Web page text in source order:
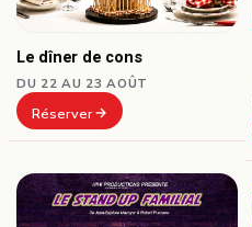
Le dîner de cons
DU 22 AU 23 AOÛT
Réserver